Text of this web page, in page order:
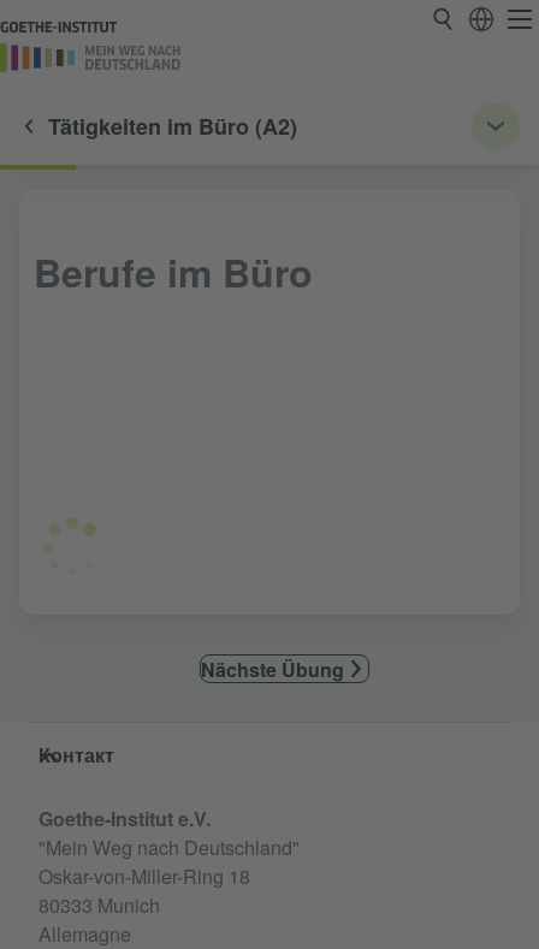
Tätigkeiten im Büro (A2)
Berufe im Büro
Nächste Übung
Service- und Informationsbereich
Контакт
Goethe-Institut e.V.
"Mein Weg nach Deutschland"
Oskar-von-Miller-Ring 18
80333 Munich
Allemagne